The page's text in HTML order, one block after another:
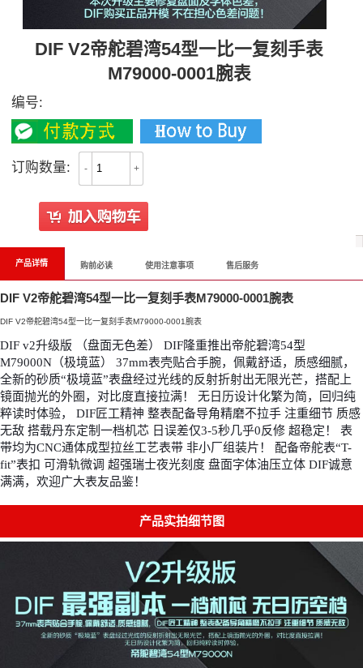
DIF V2帝舵碧湾54型一比一复刻手表
M79000-0001腕表
编号:
订购数量: - +
产品详情 购前必读 使用注意事项 售后服务
DIF V2帝舵碧湾54型一比一复刻手表M79000-0001腕表
DIF V2帝舵碧湾54型一比一复刻手表M79000-0001腕表
DIF v2升级版 （盘面无色差） DIF隆重推出帝舵碧湾54型
M79000N（极境蓝） 37mm表壳贴合手腕，佩戴舒适，质感细腻，
全新的砂质“极境蓝”表盘经过光线的反射折射出无限光芒，搭配上
镜面抛光的外圈，对比度直接拉满！ 无日历设计化繁为简，回归纯
粹读时体验， DIF匠工精神 整表配备导角精磨不拉手 注重细节 质感
无敌 搭载丹东定制一档机芯 日误差仅3-5秒几乎0反修 超稳定！ 表
带均为CNC通体成型拉丝工艺表带 非小厂组装片！ 配备帝舵表“T-
fit”表扣 可滑轨微调 超强瑞士夜光刻度 盘面字体油压立体 DIF诚意
满满，欢迎广大表友品鉴！
产品实拍细节图